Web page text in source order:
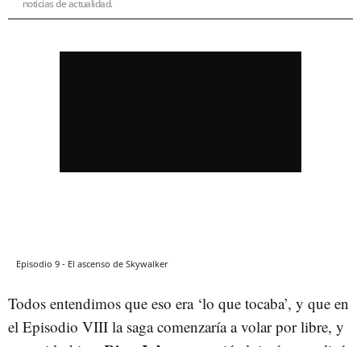
noticias de actualidad.
Episodio 9 - El ascenso de Skywalker
Todos entendimos que eso era ‘lo que tocaba’, y que en
el Episodio VIII la saga comenzaría a volar por libre, y